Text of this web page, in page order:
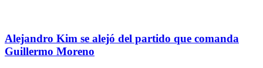
Alejandro Kim se alejó del partido que comanda
Guillermo Moreno